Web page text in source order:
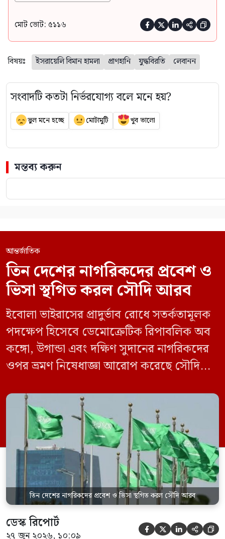
মোট ভোট: ৫১১৬     
বিষয়ঃ ইসরায়েলি বিমান হামলা প্রাণহানি যুদ্ধবিরতি লেবানন
সংবাদটি কতটা নির্ভরযোগ্য বলে মনে হয়?
ভুল মনে হচ্ছে মোটামুটি খুব ভালো
মন্তব্য করুন
আন্তর্জাতিক
তিন দেশের নাগরিকদের প্রবেশ ও
ভিসা স্থগিত করল সৌদি আরব
ইবোলা ভাইরাসের প্রাদুর্ভাব রোধে সতর্কতামূলক
পদক্ষেপ হিসেবে ডেমোক্রেটিক রিপাবলিক অব
কঙ্গো, উগান্ডা এবং দক্ষিণ সুদানের নাগরিকদের
ওপর ভ্রমণ নিষেধাজ্ঞা আরোপ করেছে সৌদি
যেকোনো ভ্রমণকারীর জন্য ভিসা ইস্যু এবং
সৌদিতে প্রবেশ সাময়িকভাবে স্থগিত করা
হয়েছে। সৌদি প্রেস এজেন্সি (এসপিএ)
জানিয়েছে, এই নিষেধাজ্ঞা শুধুমাত্র সরাসরি ওই
তিন দেশ থেকে […]
তিন দেশের নাগরিকদের প্রবেশ ও ভিসা স্থগিত করল সৌদি আরব
ডেস্ক রিপোর্ট
২৭ জুন ২০২৬, ১০:০৯     